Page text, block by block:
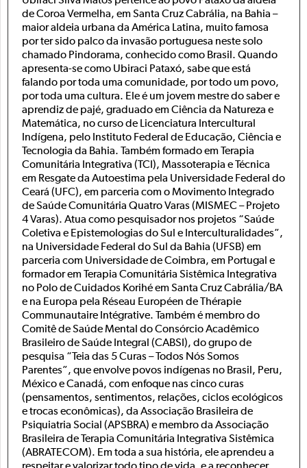
de Coroa Vermelha, em Santa Cruz Cabrália, na Bahia –
maior aldeia urbana da América Latina, muito famosa
por ter sido palco da invasão portuguesa neste solo
chamado Pindorama, conhecido como Brasil. Quando
apresenta-se como Ubiraci Pataxó, sabe que está
falando por toda uma comunidade, por todo um povo,
por toda uma cultura. Ele é um jovem mestre do saber e
aprendiz de pajé, graduado em Ciência da Natureza e
Matemática, no curso de Licenciatura Intercultural
Indígena, pelo Instituto Federal de Educação, Ciência e
Tecnologia da Bahia. Também formado em Terapia
Comunitária Integrativa (TCI), Massoterapia e Técnica
em Resgate da Autoestima pela Universidade Federal do
Ceará (UFC), em parceria com o Movimento Integrado
de Saúde Comunitária Quatro Varas (MISMEC – Projeto
4 Varas). Atua como pesquisador nos projetos “Saúde
Coletiva e Epistemologias do Sul e Interculturalidades”,
na Universidade Federal do Sul da Bahia (UFSB) em
parceria com Universidade de Coimbra, em Portugal e
formador em Terapia Comunitária Sistêmica Integrativa
no Polo de Cuidados Korihé em Santa Cruz Cabrália/BA
e na Europa pela Réseau Européen de Thérapie
Communautaire Intégrative. Também é membro do
Comitê de Saúde Mental do Consórcio Acadêmico
Brasileiro de Saúde Integral (CABSI), do grupo de
pesquisa “Teia das 5 Curas – Todos Nós Somos
Parentes”, que envolve povos indígenas no Brasil, Peru,
México e Canadá, com enfoque nas cinco curas
(pensamentos, sentimentos, relações, ciclos ecológicos
e trocas econômicas), da Associação Brasileira de
Psiquiatria Social (APSBRA) e membro da Associação
Brasileira de Terapia Comunitária Integrativa Sistêmica
(ABRATECOM). Em toda a sua história, ele aprendeu a